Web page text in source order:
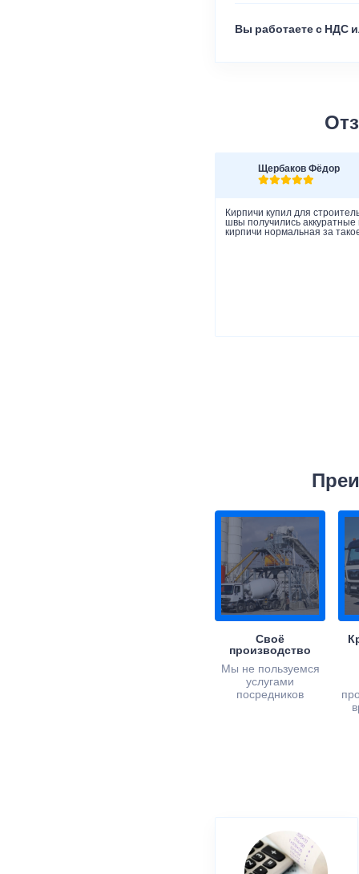
Вы работаете с НДС
Щербаков Фёдор
Кирпичи купил для
швы получились
кирпичи нормальная за
Своё
производство
Мы не пользуемся
услугами
посредников